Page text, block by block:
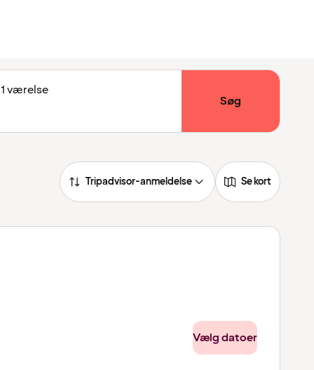
1 værelse
Søg
Tripadvisor-anmeldelse Se kort
Vælg datoer